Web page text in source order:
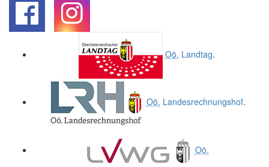
Oö. Landtag.
Oö. Landesrechnungshof.
Oö.